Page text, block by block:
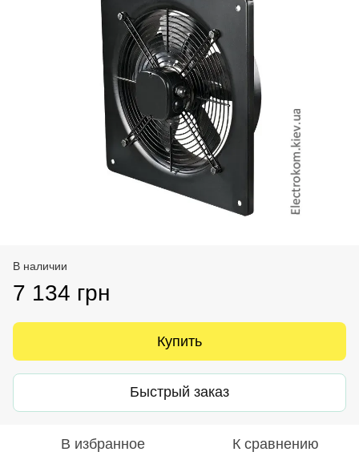
В наличии
7 134 грн
Купить
Быстрый заказ
В избранное К сравнению